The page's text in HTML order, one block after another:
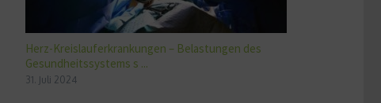
Herz-Kreislauferkrankungen – Belastungen des
Gesundheitssystems s ...
31. Juli 2024